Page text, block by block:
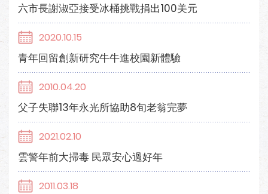
六市長謝淑亞接受冰桶挑戰捐出100美元
2020.10.15
青年回留創新研究牛牛進校園新體驗
2010.04.20
父子失聯13年永光所協助8旬老翁完夢
2021.02.10
雲警年前大掃毒 民眾安心過好年
2011.03.18